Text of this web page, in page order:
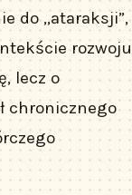
do „ataraksji”,
rozwoju
lecz o
chronicznego